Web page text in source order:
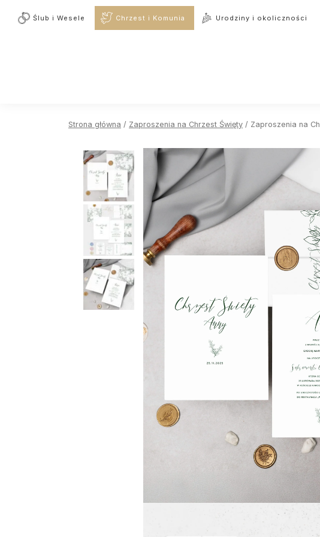
Ślub i Wesele Chrzest i Komunia Urodziny i okoliczności
Strona główna / Zaproszenia na Chrzest Święty / Zaproszenia na